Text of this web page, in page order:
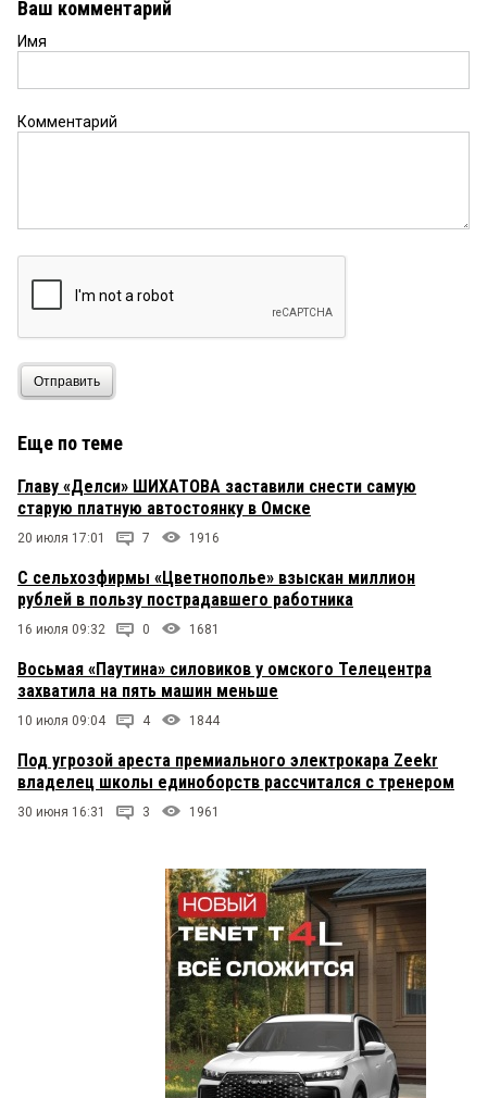
Ваш комментарий
Имя
Комментарий
Отправить
Еще по теме
Главу «Делси» ШИХАТОВА заставили снести самую
старую платную автостоянку в Омске
20 июля 17:01 7 1916
C сельхозфирмы «Цветнополье» взыскан миллион
рублей в пользу пострадавшего работника
16 июля 09:32 0 1681
Восьмая «Паутина» силовиков у омского Телецентра
захватила на пять машин меньше
10 июля 09:04 4 1844
Под угрозой ареста премиального электрокара Zeekr
владелец школы единоборств рассчитался с тренером
30 июня 16:31 3 1961